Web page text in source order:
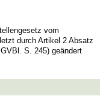
vom
durch Artikel 2 Absatz
S. 245) geändert